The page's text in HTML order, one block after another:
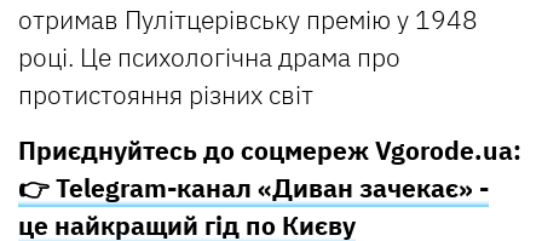
отримав Пулітцерівську премію у 1948
році. Це психологічна драма про
протистояння різних світ
Приєднуйтесь до соцмереж Vgorode.ua:
👉 Telegram-канал «Диван зачекає» -
це найкращий гід по Києву